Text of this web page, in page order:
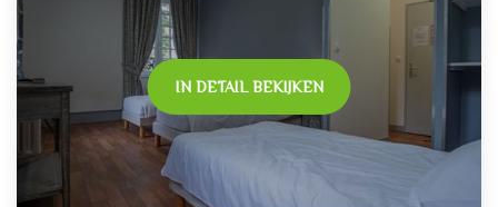
IN DETAIL BEKIJKEN